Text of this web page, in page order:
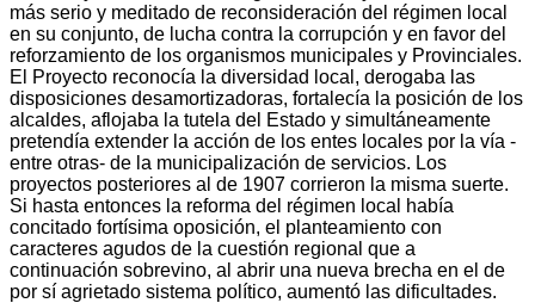
más serio y meditado de reconsideración del régimen local
en su conjunto, de lucha contra la corrupción y en favor del
reforzamiento de los organismos municipales y Provinciales.
El Proyecto reconocía la diversidad local, derogaba las
disposiciones desamortizadoras, fortalecía la posición de los
alcaldes, aflojaba la tutela del Estado y simultáneamente
pretendía extender la acción de los entes locales por la vía -
entre otras- de la municipalización de servicios. Los
proyectos posteriores al de 1907 corrieron la misma suerte.
Si hasta entonces la reforma del régimen local había
concitado fortísima oposición, el planteamiento con
caracteres agudos de la cuestión regional que a
continuación sobrevino, al abrir una nueva brecha en el de
por sí agrietado sistema político, aumentó las dificultades.